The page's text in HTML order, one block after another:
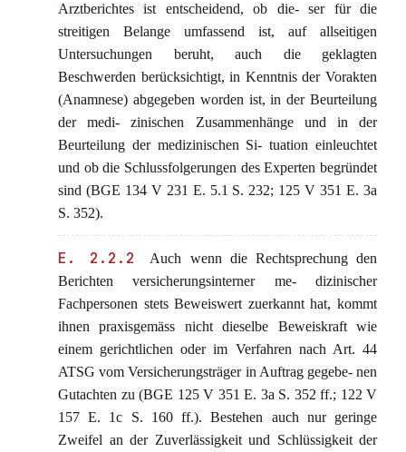
Arztberichtes ist entscheidend, ob die- ser für die
streitigen Belange umfassend ist, auf allseitigen
Untersuchungen beruht, auch die geklagten
Beschwerden berücksichtigt, in Kenntnis der Vorakten
(Anamnese) abgegeben worden ist, in der Beurteilung
der medi- zinischen Zusammenhänge und in der
Beurteilung der medizinischen Si- tuation einleuchtet
und ob die Schlussfolgerungen des Experten begründet
sind (BGE 134 V 231 E. 5.1 S. 232; 125 V 351 E. 3a
S. 352).
E. 2.2.2
Auch wenn die Rechtsprechung den
Berichten versicherungsinterner me- dizinischer
Fachpersonen stets Beweiswert zuerkannt hat, kommt
ihnen praxisgemäss nicht dieselbe Beweiskraft wie
einem gerichtlichen oder im Verfahren nach Art. 44
ATSG vom Versicherungsträger in Auftrag gegebe- nen
Gutachten zu (BGE 125 V 351 E. 3a S. 352 ff.; 122 V
157 E. 1c S. 160 ff.). Bestehen auch nur geringe
Zweifel an der Zuverlässigkeit und Schlüssigkeit der